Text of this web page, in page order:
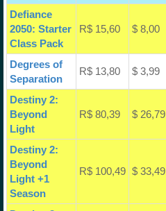
Defiance
2050: Starter
Class Pack
R$ 15,60 $ 8,00
Degrees of
Separation
R$ 13,80 $ 3,99
Destiny 2:
Beyond
Light
R$ 80,39 $ 26,79
Destiny 2:
Beyond
Light +1
Season
R$ 100,49 $ 33,49